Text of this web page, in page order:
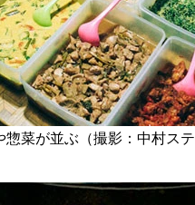
菜が並ぶ（撮影：中村ステ